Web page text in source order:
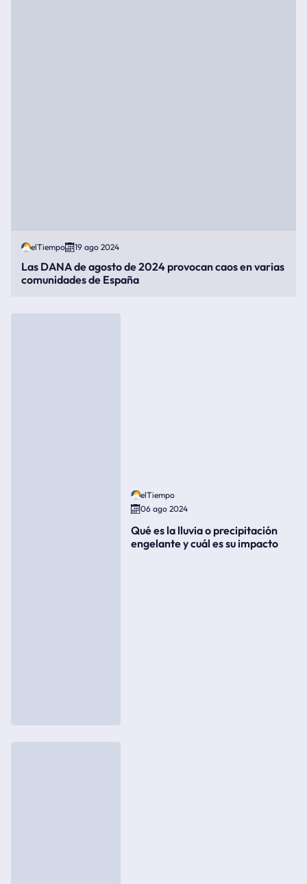
elTiempo 19 ago 2024
Las DANA de agosto de 2024 provocan caos en varias
comunidades de España
elTiempo
06 ago 2024
Qué es la lluvia o precipitación
engelante y cuál es su impacto